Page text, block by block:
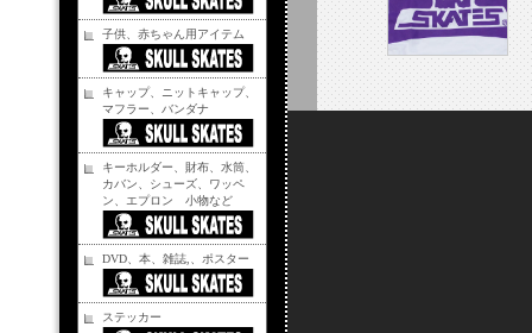
子供、赤ちゃん用アイテム
キャップ、ニットキャップ、
マフラー、バンダナ
キーホルダー、財布、水筒、
カバン、シューズ、ワッペ
ン、エプロン 小物など
DVD、本、雑誌,、ポスター
ステッカー